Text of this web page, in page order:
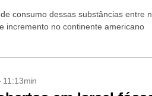
consumo dessas substâncias entre
incremento no continente americano
11:13min